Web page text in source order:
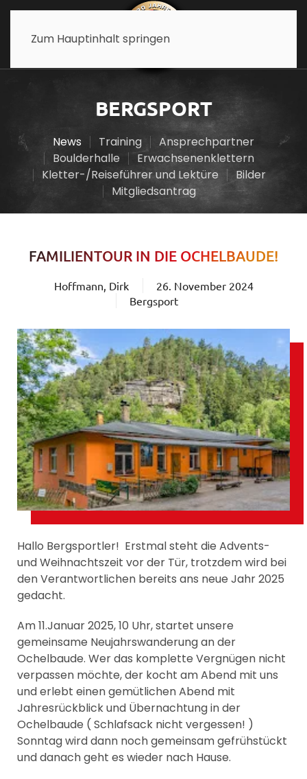
Zum Hauptinhalt springen
BERGSPORT
News Training
Ansprechpartner
Boulderhalle
Erwachsenenklettern
Kletter-/Reiseführer und Lektüre
Bilder
Mitgliedsantrag
FAMILIENTOUR IN DIE OCHELBAUDE!
Hoffmann, Dirk
26. November 2024
Bergsport
Hallo Bergsportler! Erstmal steht die Advents-
und Weihnachtszeit vor der Tür, trotzdem wird bei
den Verantwortlichen bereits ans neue Jahr 2025
gedacht.
Am 11.Januar 2025, 10 Uhr, startet unsere
gemeinsame Neujahrswanderung an der
Ochelbaude. Wer das komplette Vergnügen nicht
verpassen möchte, der kocht am Abend mit uns
und erlebt einen gemütlichen Abend mit
Jahresrückblick und Übernachtung in der
Ochelbaude ( Schlafsack nicht vergessen! )
Sonntag wird dann noch gemeinsam gefrühstückt
und danach geht es wieder nach Hause.